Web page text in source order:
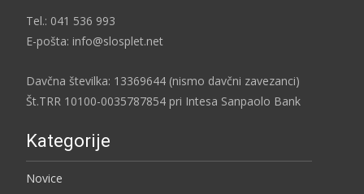
Tel.: 041 536 993
E-pošta: info@slosplet.net
Davčna številka: 13369644 (nismo davčni zavezanci)
Št.TRR 10100-0035787854 pri Intesa Sanpaolo Bank
Kategorije
Novice